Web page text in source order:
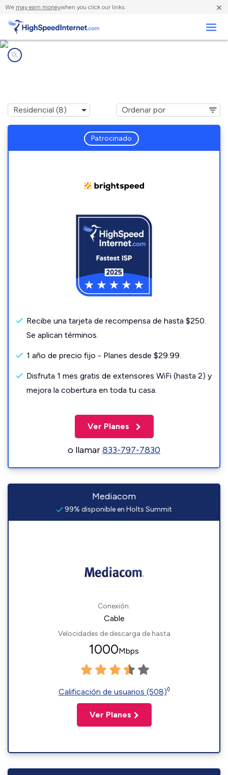
We may earn moneywhen you click our links. ×
Patrocinado
Recibe una tarjeta de recompensa de hasta $250.
Se aplican términos.
1 año de precio fijo - Planes desde $29.99.
Disfruta 1 mes gratis de extensores WiFi (hasta 2) y
mejora la cobertura en toda tu casa.
Ver Planes
o llamar833-797-7830
Mediacom
99% disponible en Holts Summit
Conexión:
Cable
Velocidades de descarga de hasta
1000Mbps
Calificación de usuarios (508)◊
Ver Planes